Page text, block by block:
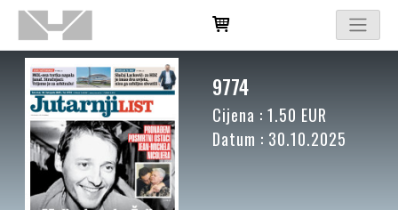
9774
Cijena : 1.50 EUR
Datum : 30.10.2025